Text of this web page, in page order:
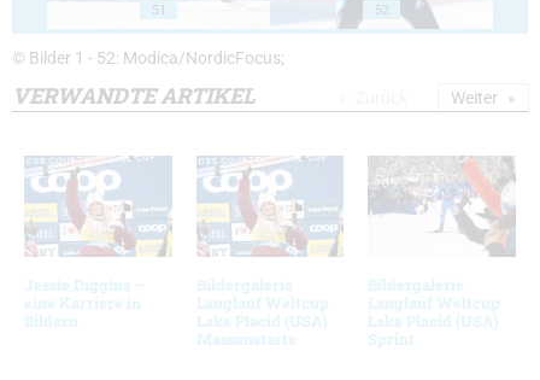
51 52
© Bilder 1 - 52: Modica/NordicFocus;
VERWANDTE ARTIKEL
Jessie Diggins –
eine Karriere in
Bildern
Bildergalerie
Langlauf Weltcup
Lake Placid (USA)
Massenstarts
Bildergalerie
Langlauf Weltcup
Lake Placid (USA)
Sprint
Weiter